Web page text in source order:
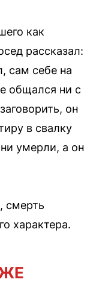
как
рассказал:
сам себе на
общался ни с
он
в свалку
умерли, а он
смерть
характера.